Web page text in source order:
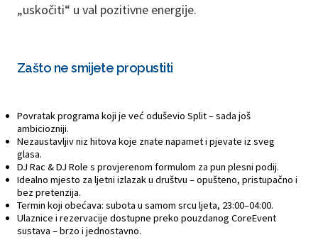
„uskočiti“ u val pozitivne energije.
Zašto ne smijete propustiti
Povratak programa koji je već oduševio Split – sada još
ambiciozniji.
Nezaustavljiv niz hitova koje znate napamet i pjevate iz sveg
glasa.
DJ Rac & DJ Role s provjerenom formulom za pun plesni podij.
Idealno mjesto za ljetni izlazak u društvu – opušteno, pristupačno i
bez pretenzija.
Termin koji obećava: subota u samom srcu ljeta, 23:00–04:00.
Ulaznice i rezervacije dostupne preko pouzdanog CoreEvent
sustava – brzo i jednostavno.